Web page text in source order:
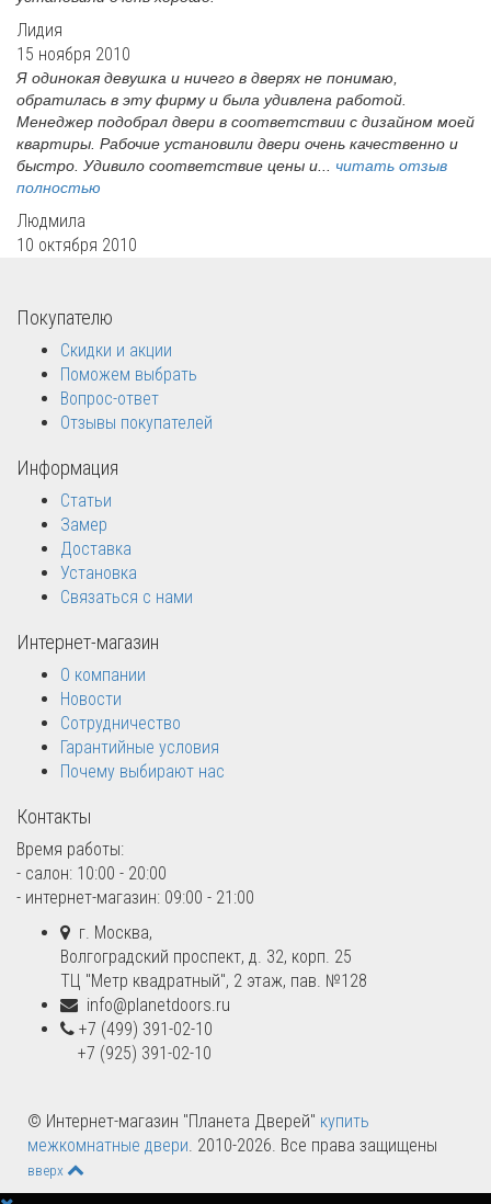
Лидия
15 ноября 2010
Я одинокая девушка и ничего в дверях не понимаю,
обратилась в эту фирму и была удивлена работой.
Менеджер подобрал двери в соответствии с дизайном моей
квартиры. Рабочие установили двери очень качественно и
быстро. Удивило соответствие цены и... читать отзыв
полностью
Людмила
10 октября 2010
Покупателю
Скидки и акции
Поможем выбрать
Вопрос-ответ
Отзывы покупателей
Информация
Статьи
Замер
Доставка
Установка
Связаться с нами
Интернет-магазин
О компании
Новости
Сотрудничество
Гарантийные условия
Почему выбирают нас
Контакты
Время работы:
- салон: 10:00 - 20:00
- интернет-магазин: 09:00 - 21:00
г. Москва,
Волгоградский проспект, д. 32, корп. 25
ТЦ "Метр квадратный", 2 этаж, пав. №128
info@planetdoors.ru
+7 (499) 391-02-10
+7 (925) 391-02-10
© Интернет-магазин "Планета Дверей" купить
межкомнатные двери. 2010-2026. Все права защищены
вверх